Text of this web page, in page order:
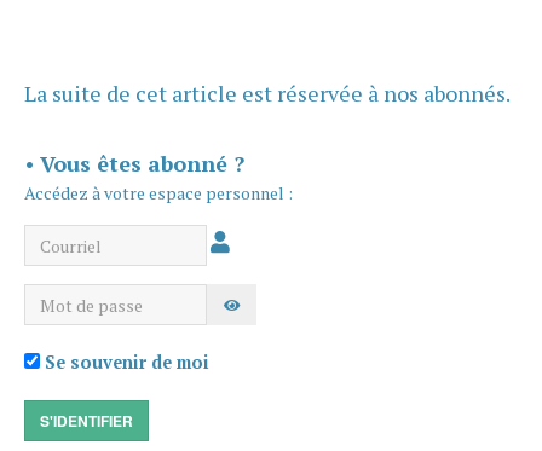
La suite de cet article est réservée à nos abonnés.
• Vous êtes abonné ?
Accédez à votre espace personnel :
Courriel
Mot de passe AFFICHER LE MOT DE PASSE
Se souvenir de moi
S'IDENTIFIER